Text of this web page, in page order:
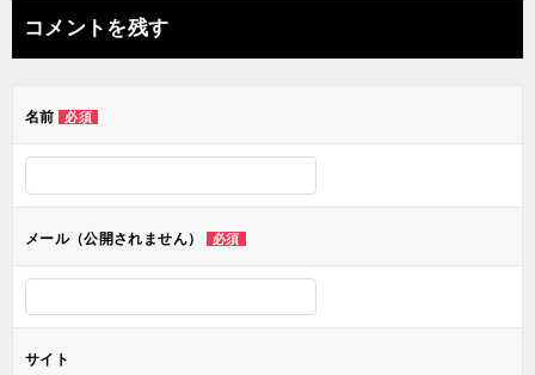
ナ
ビ
ー
ン
コメントを残す
名前 必須
メール（公開されません） 必須
サイト